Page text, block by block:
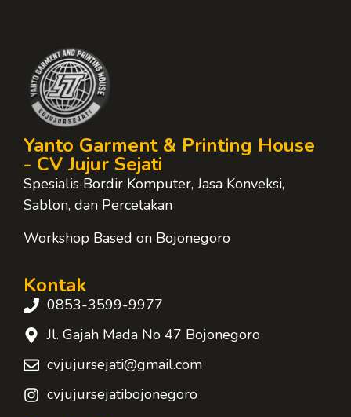
Yanto Garment & Printing House
- CV Jujur Sejati
Spesialis Bordir Komputer, Jasa Konveksi,
Sablon, dan Percetakan
Workshop Based on Bojonegoro
Kontak
0853-3599-9977
Jl. Gajah Mada No 47 Bojonegoro
cvjujursejati@gmail.com
cvjujursejatibojonegoro